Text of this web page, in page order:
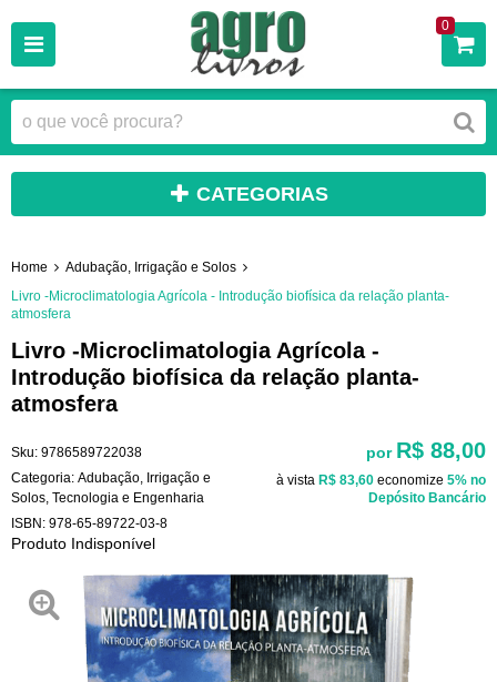
0
CATEGORIAS
Home
Adubação, Irrigação e Solos
Livro -Microclimatologia Agrícola - Introdução biofísica da relação planta-
atmosfera
Livro -Microclimatologia Agrícola -
Introdução biofísica da relação planta-
atmosfera
Sku: 9786589722038
Categoria: Adubação, Irrigação e
Solos Tecnologia e Engenharia
ISBN: 978-65-89722-03-8
Produto Indisponível
por R$ 88,00
à vista R$ 83,60 economize 5% no
Depósito Bancário